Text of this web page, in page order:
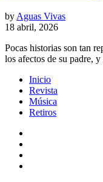
by Aguas Vivas
18 abril, 2026
Pocas historias son tan
los afectos de su padre,
Inicio
Revista
Música
Retiros